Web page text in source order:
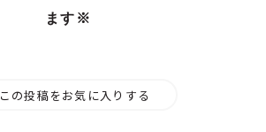
ます※
この投稿をお気に入りする